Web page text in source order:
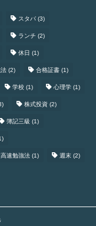
スタバ (3)
ランチ (2)
休日 (1)
(2) 合格証書 (1)
学校 (1) 心理学 (1)
株式投資 (2)
簿記三級 (1)
速勉強法 (1) 週末 (2)